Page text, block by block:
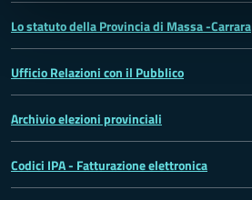
Lo statuto della Provincia di Massa -Carrara
Ufficio Relazioni con il Pubblico
Archivio elezioni provinciali
Codici IPA - Fatturazione elettronica